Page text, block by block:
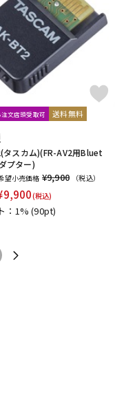
注文店頭受取可 送料無料
タスカム)(FR-AV2用Bluet
プター)
望小売価格 ¥9,900
（税込）
9,900(税込)
：1%(90pt)